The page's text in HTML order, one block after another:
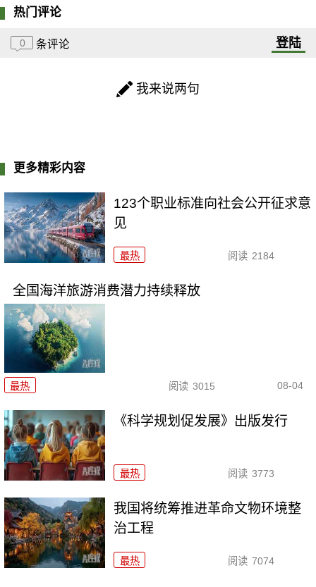
热门评论
0 条评论 登陆
我来说两句
更多精彩内容
123个职业标准向社会公开征求意
见
最热 阅读 2184
全国海洋旅游消费潜力持续释放
最热 阅读 3015 08-04
《科学规划促发展》出版发行
最热 阅读 3773
我国将统筹推进革命文物环境整
治工程
最热 阅读 7074